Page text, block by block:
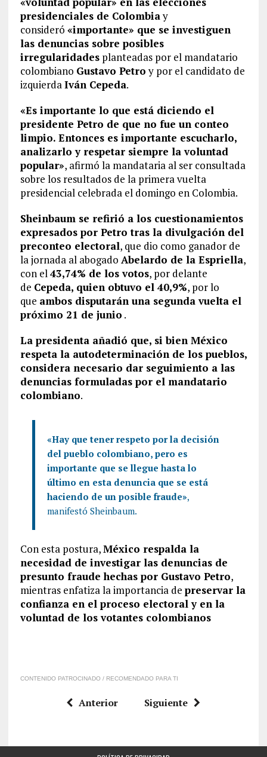
presidenciales de Colombiay
consideró «importante» que se investiguen
las denuncias sobre posibles
irregularidadesplanteadas por el mandatario
colombiano Gustavo Petroy por el candidato de
izquierdaIván Cepeda.
«Es importante lo que está diciendo el
presidente Petro de que no fue un conteo
limpio. Entonces es importante escucharlo,
analizarlo y respetar siempre la voluntad
popular», afirmó la mandataria al ser consultada
sobre los resultados de la primera vuelta
presidencial celebrada el domingo en Colombia.
Sheinbaum se refirió a los cuestionamientos
expresados por Petro tras la divulgación del
preconteo electoral, que dio como ganador de
la jornada al abogado Abelardo de la Espriella,
con el43,74% de los votos, por delante
de Cepeda, quien obtuvo el 40,9%, por lo
que ambos disputarán una segunda vuelta el
próximo 21 de junio .
La presidenta añadió que, si bien México
respeta la autodeterminación de los pueblos,
considera necesario dar seguimiento a las
denuncias formuladas por el mandatario
colombiano.
«Hay que tener respeto por la decisión
del pueblo colombiano, pero es
importante que se llegue hasta lo
último en esta denuncia que se está
haciendo de un posible fraude»,
manifestó Sheinbaum.
Con esta postura,México respalda la
necesidad de investigar las denuncias de
presunto fraude hechas por Gustavo Petro,
mientras enfatiza la importancia de preservar la
confianza en el proceso electoral y en la
voluntad de los votantes colombianos
CONTENIDO PATROCINADO / RECOMENDADO PARA TI
Anterior Siguiente